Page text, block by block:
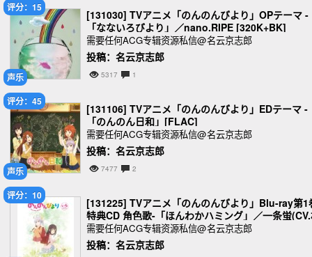
声乐
评分：15
[131030] TVアニメ「のんのんびより」OPテーマ -
「なないろびより」／nano.RIPE [320K+BK]
需要任何ACG专辑资源私信@名云京志郎
投稿：名云京志郎
5317 1
声乐
评分：45
[131106] TVアニメ「のんのんびより」EDテーマ -
「のんのん日和」[FLAC]
需要任何ACG专辑资源私信@名云京志郎
投稿：名云京志郎
7477 2
评分：10
[131225] TVアニメ「のんのんびより」Blu-ray第1
特典CD 角色歌-「ほんわかハミング」／一条蛍
川梨衣) [320K+BK]
需要任何ACG专辑资源私信@名云京志郎
投稿：名云京志郎